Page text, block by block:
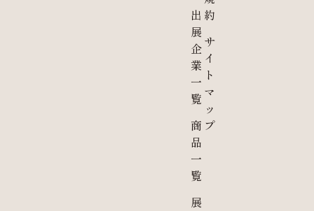
出
展
企
業
一
覧
商
品
一
覧
展
約
サ
イ
ト
マ
ッ
プ